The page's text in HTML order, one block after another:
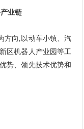
业链
向,以动车小镇、汽
区机器人产业园等工
势、领先技术优势和